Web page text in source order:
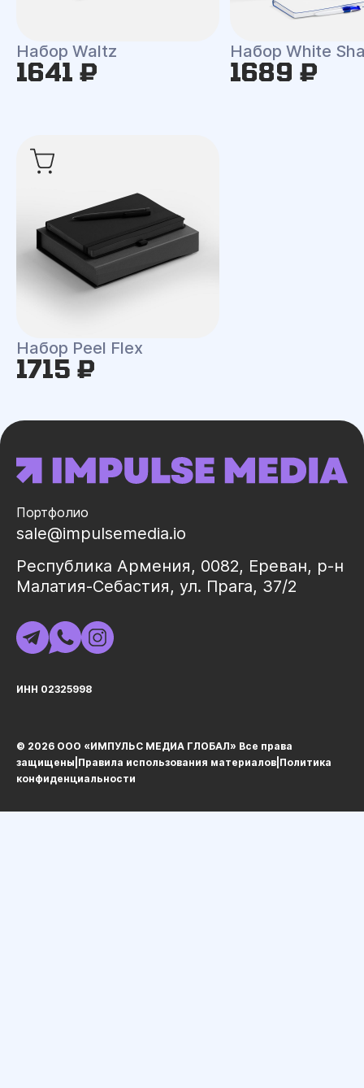
Набор Waltz
1641 ₽
Набор White
1689 ₽
Набор Peel Flex
1715 ₽
Портфолио
sale@impulsemedia.io
Республика Армения, 0082, Ереван, р-н
Малатия-Себастия, ул. Прага, 37/2
ИНН 02325998
© 2026 ООО «ИМПУЛЬС МЕДИА ГЛОБАЛ» Все права
защищеныㅤ|ㅤ Правила использования материалов Политика
конфиденциальности